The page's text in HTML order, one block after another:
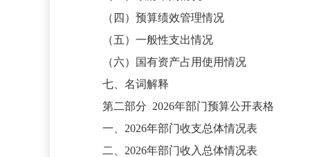
（四）预算绩效管理情况
（五）一般性支出情况
（六）国有资产占用使用情况
七、名词解释
第二部分 2026年部门预算公开表格
一、 2026年部门收支总体情况表
二、 2026年部门收入总体情况表